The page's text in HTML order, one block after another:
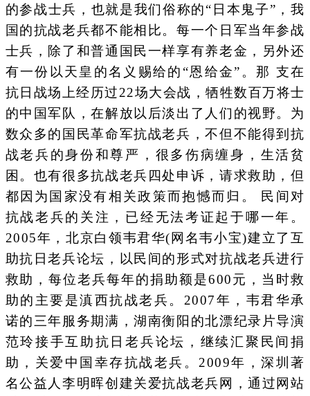
的参战士兵，也就是我们俗称的“日本鬼子”，我
国的抗战老兵都不能相比。每一个日军当年参战
士兵，除了和普通国民一样享有养老金，另外还
有一份以天皇的名义赐给的“恩给金”。那 支在
抗日战场上经历过22场大会战，牺牲数百万将士
的中国军队，在解放以后淡出了人们的视野。为
数众多的国民革命军抗战老兵，不但不能得到抗
战老兵的身份和尊严，很多伤病缠身，生活贫
困。也有很多抗战老兵四处申诉，请求救助，但
都因为国家没有相关政策而抱憾而归。 民间对
抗战老兵的关注，已经无法考证起于哪一年。
2005年，北京白领韦君华(网名韦小宝)建立了互
助抗日老兵论坛，以民间的形式对抗战老兵进行
救助，每位老兵每年的捐助额是600元，当时救
助的主要是滇西抗战老兵。2007年，韦君华承
诺的三年服务期满，湖南衡阳的北漂纪录片导演
范玲接手互助抗日老兵论坛，继续汇聚民间捐
助，关爱中国幸存抗战老兵。2009年，深圳著
名公益人李明晖创建关爱抗战老兵网，通过网站